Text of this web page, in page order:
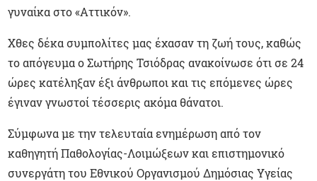
γυναίκα στο «Αττικόν».
Χθες δέκα συμπολίτες μας έχασαν τη ζωή τους, καθώς
το απόγευμα ο Σωτήρης Τσιόδρας ανακοίνωσε ότι σε 24
ώρες κατέληξαν έξι άνθρωποι και τις επόμενες ώρες
έγιναν γνωστοί τέσσερις ακόμα θάνατοι.
Σύμφωνα με την τελευταία ενημέρωση από τον
καθηγητή Παθολογίας-Λοιμώξεων και επιστημονικό
συνεργάτη του Εθνικού Οργανισμού Δημόσιας Υγείας